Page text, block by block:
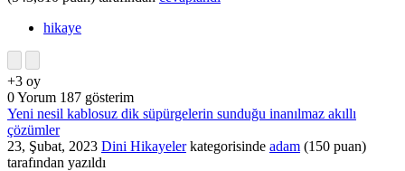
hikaye
+3 oy
0Yorum 187 gösterim
Yeni nesil kablosuz dik süpürgelerin sunduğu inanılmaz akıllı
çözümler
23, Şubat, 2023 Dini Hikayelerkategorisinde adam (150 puan)
tarafından yazıldı